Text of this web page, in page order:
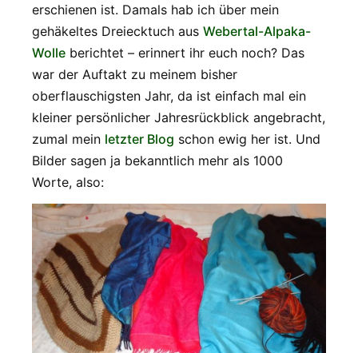
erschienen ist. Damals hab ich über mein
gehäkeltes Dreiecktuch aus Webertal-Alpaka-
Wolle berichtet – erinnert ihr euch noch? Das
war der Auftakt zu meinem bisher
oberflauschigsten Jahr, da ist einfach mal ein
kleiner persönlicher Jahresrückblick angebracht,
zumal mein letzter Blog schon ewig her ist. Und
Bilder sagen ja bekanntlich mehr als 1000
Worte, also: